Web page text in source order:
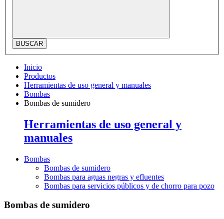
BUSCAR
Inicio
Productos
Herramientas de uso general y manuales
Bombas
Bombas de sumidero
Herramientas de uso general y
manuales
Bombas
Bombas de sumidero
Bombas para aguas negras y efluentes
Bombas para servicios públicos y de chorro para pozo
Bombas de sumidero